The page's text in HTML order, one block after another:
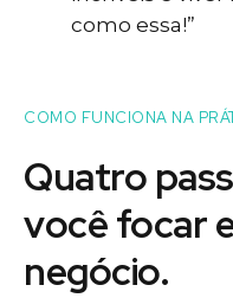
como essa!”
COMO FUNCIONA NA
Quatro
vocêfocar
negócio.